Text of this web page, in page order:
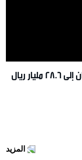
ارتفاع السيولة المحلية في سلطنة عُمان إلى 28.6 مليار ريال
المزيد